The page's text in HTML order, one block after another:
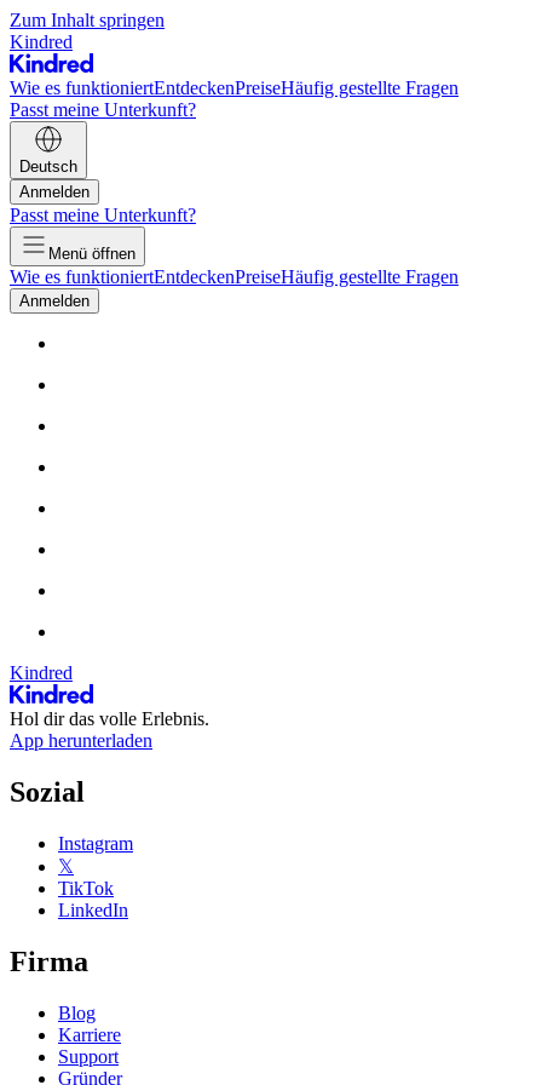
Zum Inhalt springen
Kindred
Wie es funktioniertEntdeckenPreiseHäufig gestellte Fragen
Passt meine Unterkunft?
Deutsch
Anmelden
Passt meine Unterkunft?
Menü öffnen
Wie es funktioniertEntdeckenPreiseHäufig gestellte Fragen
Anmelden
Kindred
Hol dir das volle Erlebnis.
App herunterladen
Sozial
Instagram
𝕏
TikTok
LinkedIn
Firma
Blog
Karriere
Support
Gründer